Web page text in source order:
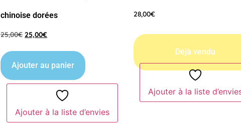
chinoise dorées
25,00€ 25,00€
Ajouter au panier
Ajouter à la liste d’envies
28,00€
Ajouter à la liste